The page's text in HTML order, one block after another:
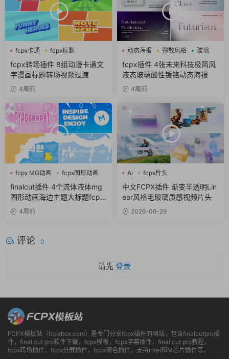
fcpx卡通
fcpx标题
fcpx转场
fcpx转场插件 8组动漫卡通文
字漫画标题转场视频过渡
4周前
动态海报 弥散风格 玻璃
fcpx插件 4张未来科技极简风
液态玻璃酸性镀铬动态海报
4周前
fcpx MG动画
fcpx图形动画
finalcut插件 4个流体液体mg
图形动画海边主题大标题fcpx
插件4周前
Ai
fcpx片头
fcpx视频开场
中文FCPX插件 渐变半透明Lin
ear风格毛玻璃质感视频片头
2026-06-29
评论 0
请先 登录
FCPX模板站（fcpxbox.com）是专门分享fcpx插件的网站，包含finalcutpro插
件，final cut pro软件下载，fcpx模板，fcpx字幕插件，final cut pro教程，
fcpx转场插件，fcpx分屏插件，fcpx调色插件，支持Intel和M芯片插件等。